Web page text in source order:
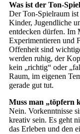
Was ist der Ton-
Der Ton-Spielraum
Kinder, Jugendliche
entdecken dürfen. Im
Experimentieren und
Offenheit sind
werden ruhig, der
kein „richtig“ oder
Raum, im eigenen
gerade gut tut.
Muss man „töpfern
Nein. Vorkenntnisse
kreativ sein. Es geht
das Erleben und den